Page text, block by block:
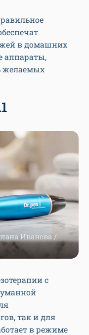
в домашних
аппараты,
желаемых
Иванова /
с
так и для
в режиме